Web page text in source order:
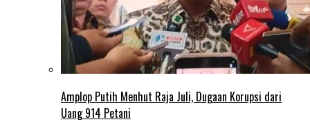
Amplop Putih Menhut Raja Juli, Dugaan Korupsi dari
Uang 914 Petani